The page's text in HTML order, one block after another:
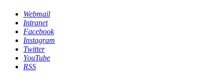
Webmail
Intranet
Facebook
Instagram
Twitter
YouTube
RSS